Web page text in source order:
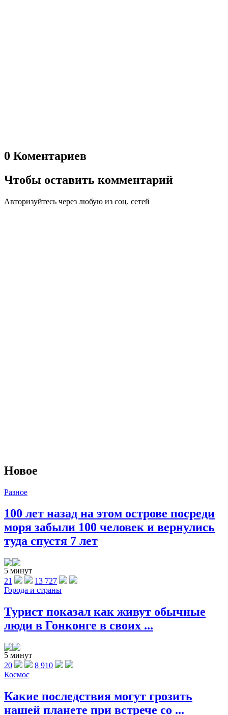
0 Коментариев
Чтобы оставить комментарий
Авторизуйтесь через любую из соц. сетей
Новое
Разное
100 лет назад на этом острове посреди
моря забыли 100 человек и вернулись
туда спустя 7 лет
5 минут
21
13 727
Города и страны
Турист показал как живут обычные
люди в Гонконге в своих ...
5 минут
20
8 910
Космос
Какие последствия могут грозить
нашей планете при встрече со ...